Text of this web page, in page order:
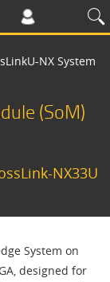
NX System
(SoM)
NX33U
System on
designed for